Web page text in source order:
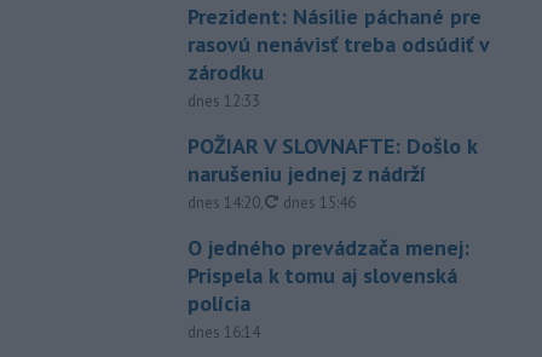
Prezident: Násilie páchané pre
rasovú nenávisť treba odsúdiť v
zárodku
dnes 12:33
POŽIAR V SLOVNAFTE: Došlo k
narušeniu jednej z nádrží
dnes 14:20, aktualizované
dnes 15:46
O jedného prevádzača menej:
Prispela k tomu aj slovenská
polícia
dnes 16:14